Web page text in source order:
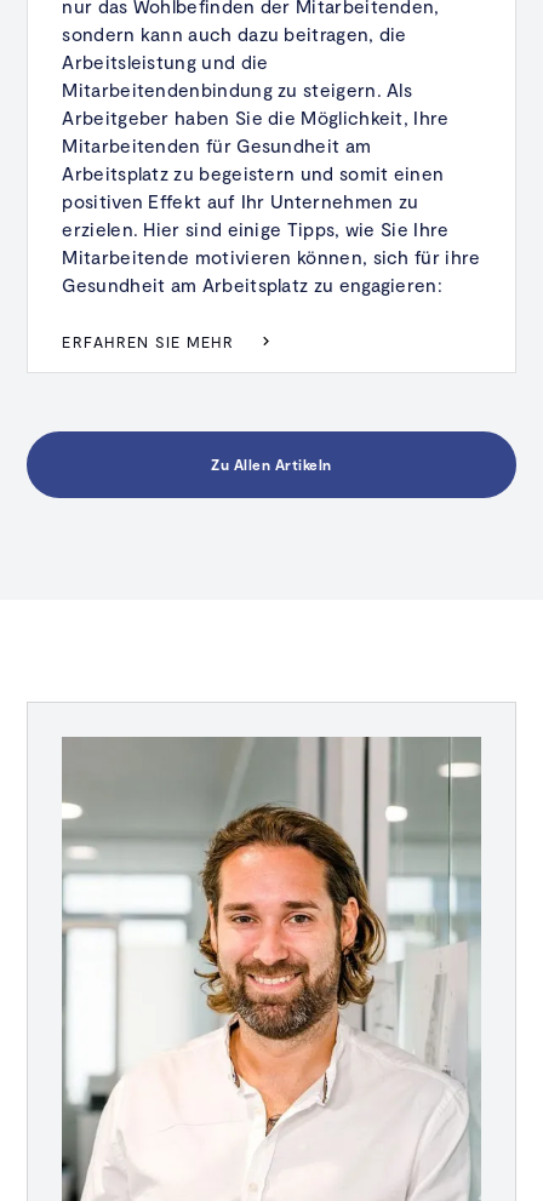
nur das Wohlbefinden der Mitarbeitenden,
sondern kann auch dazu beitragen, die
Arbeitsleistung und die
Mitarbeitendenbindung zu steigern. Als
Arbeitgeber haben Sie die Möglichkeit, Ihre
Mitarbeitenden für Gesundheit am
Arbeitsplatz zu begeistern und somit einen
positiven Effekt auf Ihr Unternehmen zu
erzielen. Hier sind einige Tipps, wie Sie Ihre
Mitarbeitende motivieren können, sich für ihre
Gesundheit am Arbeitsplatz zu engagieren:
ERFAHREN SIE MEHR
Zu Allen Artikeln